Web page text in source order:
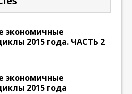
экономичные
2015 года. ЧАСТЬ 2
экономичные
2015 года